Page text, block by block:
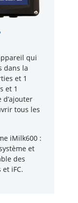
qui
dans la
et 1
et 1
d’ajouter
tous les
iMilk600 :
et
des
iFC.